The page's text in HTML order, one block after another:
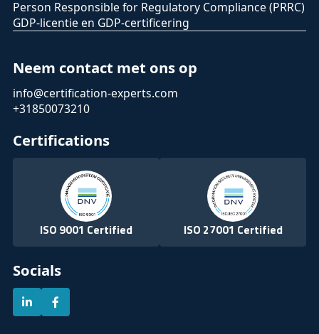
Person Responsible for Regulatory Compliance (PRRC)
GDP-licentie en GDP-certificering
Neem contact met ons op
info@certification-experts.com
+31850073210
Certifications
ISO 9001 Certified ISO 27001 Certified
Socials